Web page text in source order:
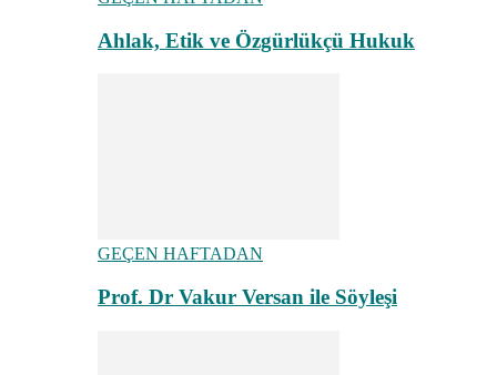
Ahlak, Etik ve Özgürlükçü Hukuk
GEÇEN HAFTADAN
Prof. Dr Vakur Versan ile Söyleşi